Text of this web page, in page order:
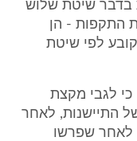
בדבר שיטת שלוש
התקפות - הן
הקובע לפי שיטת
כי לגבי מקצת
התיישנות, לאחר
למעלה מ-7 שנים לאחר שפרשו